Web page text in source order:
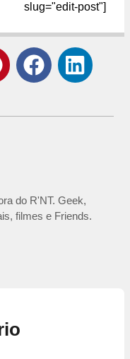
slug="edit-post"]
do R'NT. Geek,
filmes e Friends.